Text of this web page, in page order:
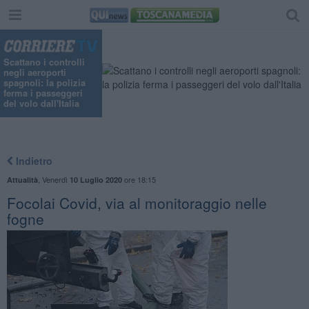
Scattano i controlli
negli aeroporti
spagnoli: la polizia
ferma i passeggeri
del volo dall'Italia
Indietro
Attualità Venerdì 10 Luglio 2020ore 18:15
Focolai Covid, via al monitoraggio nelle
fogne